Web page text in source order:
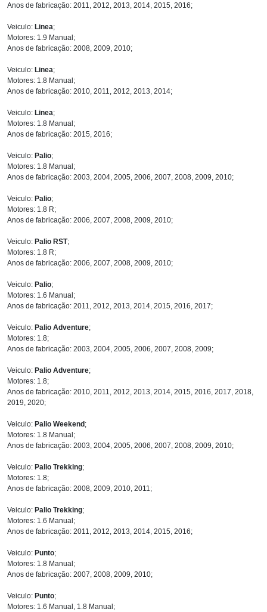
Anos de fabricação: 2011, 2012, 2013, 2014, 2015, 2016;
Veiculo: Linea;
Motores: 1.9 Manual;
Anos de fabricação: 2008, 2009, 2010;
Veiculo: Linea;
Motores: 1.8 Manual;
Anos de fabricação: 2010, 2011, 2012, 2013, 2014;
Veiculo: Linea;
Motores: 1.8 Manual;
Anos de fabricação: 2015, 2016;
Veiculo: Palio;
Motores: 1.8 Manual;
Anos de fabricação: 2003, 2004, 2005, 2006, 2007, 2008, 2009, 2010;
Veiculo: Palio;
Motores: 1.8 R;
Anos de fabricação: 2006, 2007, 2008, 2009, 2010;
Veiculo: Palio RST;
Motores: 1.8 R;
Anos de fabricação: 2006, 2007, 2008, 2009, 2010;
Veiculo: Palio;
Motores: 1.6 Manual;
Anos de fabricação: 2011, 2012, 2013, 2014, 2015, 2016, 2017;
Veiculo: Palio Adventure;
Motores: 1.8;
Anos de fabricação: 2003, 2004, 2005, 2006, 2007, 2008, 2009;
Veiculo: Palio Adventure;
Motores: 1.8;
Anos de fabricação: 2010, 2011, 2012, 2013, 2014, 2015, 2016, 2017, 2018,
2019, 2020;
Veiculo: Palio Weekend;
Motores: 1.8 Manual;
Anos de fabricação: 2003, 2004, 2005, 2006, 2007, 2008, 2009, 2010;
Veiculo: Palio Trekking;
Motores: 1.8;
Anos de fabricação: 2008, 2009, 2010, 2011;
Veiculo: Palio Trekking;
Motores: 1.6 Manual;
Anos de fabricação: 2011, 2012, 2013, 2014, 2015, 2016;
Veiculo: Punto;
Motores: 1.8 Manual;
Anos de fabricação: 2007, 2008, 2009, 2010;
Veiculo: Punto;
Motores: 1.6 Manual, 1.8 Manual;